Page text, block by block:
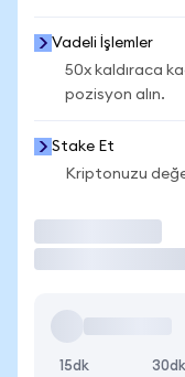
Vadeli İşlemler
50x kaldıraca
pozisyon alın.
Stake Et
Kriptonuzu
15dk 30dk